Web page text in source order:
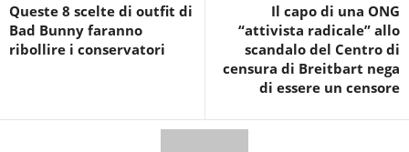
Queste 8 scelte di outfit di
Bad Bunny faranno
ribollire i conservatori
Il capo di una ONG
“attivista radicale” allo
scandalo del Centro di
censura di Breitbart nega
di essere un censore